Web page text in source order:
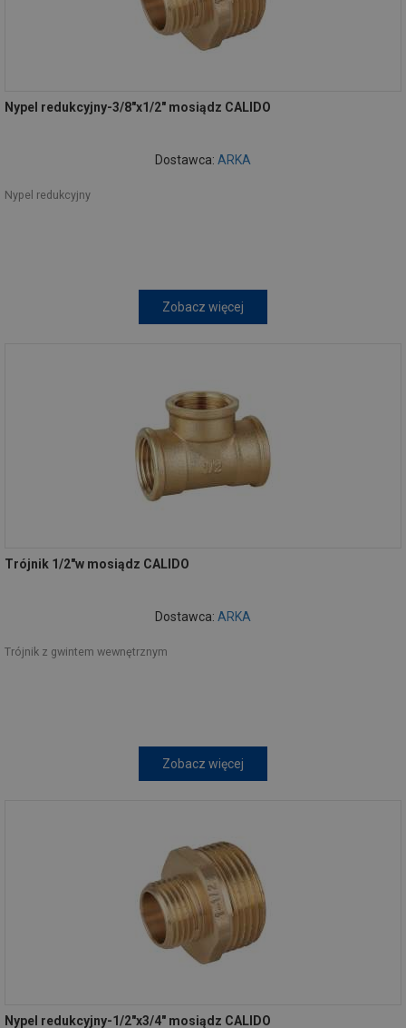
Nypel redukcyjny-3/8"x1/2" mosiądz CALIDO
Dostawca: ARKA
Nypel redukcyjny
Zobacz więcej
Trójnik 1/2"w mosiądz CALIDO
Dostawca: ARKA
Trójnik z gwintem wewnętrznym
Zobacz więcej
Nypel redukcyjny-1/2"x3/4" mosiądz CALIDO